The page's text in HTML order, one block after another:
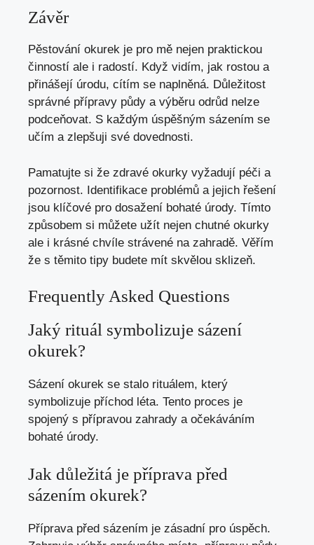
Závěr
Pěstování okurek je pro mě nejen praktickou
činností ale i radostí. Když vidím, jak rostou a
přinášejí úrodu, cítím se naplněná. Důležitost
správné přípravy půdy a výběru odrůd nelze
podceňovat. S každým úspěšným sázením se
učím a zlepšuji své dovednosti.
Pamatujte si že zdravé okurky vyžadují péči a
pozornost. Identifikace problémů a jejich řešení
jsou klíčové pro dosažení bohaté úrody. Tímto
způsobem si můžete užít nejen chutné okurky
ale i krásné chvíle strávené na zahradě. Věřím
že s těmito tipy budete mít skvělou sklizeň.
Frequently Asked Questions
Jaký rituál symbolizuje sázení
okurek?
Sázení okurek se stalo rituálem, který
symbolizuje příchod léta. Tento proces je
spojený s přípravou zahrady a očekáváním
bohaté úrody.
Jak důležitá je příprava před
sázením okurek?
Příprava před sázením je zásadní pro úspěch.